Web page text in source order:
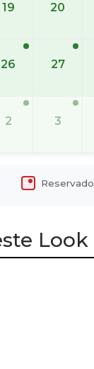
19 20
26 27
2 3
Reservado
Look